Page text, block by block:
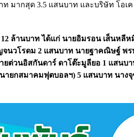
มากสุด 3.5 แสนบาท และบริษัท โอเ
ล้านบาท ได้แก่ นายอิมรอน เส็นหลี
นวโรดม 2 แสนบาท นายฐาคณิษฐ์ พร
ต่วนอิสกันดาร์ ดาโต๊ะมูลียอ 1 แสน
ยกสมาคมฟุตบอลฯ) 5 แสนบาท นาง